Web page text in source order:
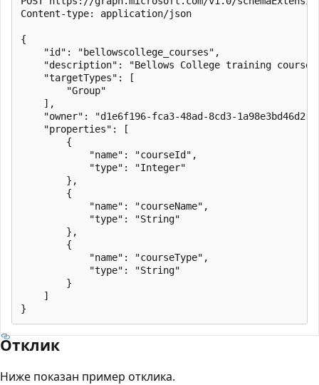
Content-type: application/json
{
    "id": "bellowscollege_courses",
"description": "Bellows College training
    "targetTypes": [
        "Group"
    ],
    "owner": "d1e6f196-fca3-48ad-8cd3-1a98e3bd46d2",
    "properties": [
        {
            "name": "courseId",
            "type": "Integer"
        },
        {
            "name": "courseName",
            "type": "String"
        },
        {
            "name": "courseType",
            "type": "String"
        }
    ]
Отклик
Ниже показан пример отклика.